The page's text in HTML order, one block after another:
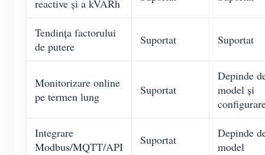
reactive și a kVARh
Tendința factorului
de putere
Suportat Suportat
Monitorizare online
pe termen lung
Suportat
Depinde
model și
Integrare
Modbus/MQTT/API
Suportat
Depinde
model